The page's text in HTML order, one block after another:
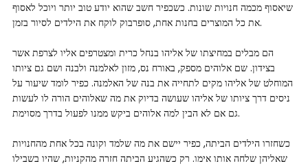
שיאסוף מכמה חנויות שונות. כשכפיר חשב שהוא יודע טוב יותר ויוכל לאסוף
את כל המוצרים בחנות אחת, סופרבוק לוקח את הילדים לסיור בזמן.
הם מבלים במחיצתו של אליהו בנחל כרית ומצטרפים אליו לצרפת אשר
בצידון. שם אלוהים מספק, באורח נס, מזון לאלמנה ולבנה ושם גם ציותו
המוחלט של אליהו מקים לתחייה את בנה של האלמנה. כפיר לומד שיעור על
ניסים דרך ציותו של אליהו שעושה בדיוק את מה שאלוהים הורה לו לעשות
גם אם לא הבין למה אלוהים ביקש ממנו לפעול בדרך מסוימת.
כשחזרו הילדים הביתה, כפיר יישם את מה שלמד וקונה בכל אחת מהחנויות
שאליהן שלחה אותו אימו. רק כשהגיע הביתה חזרה מהקניות, שהיו בשבילו